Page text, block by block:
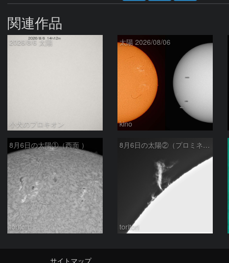
関連作品
2026/8/6 太陽
小犬のプロキオン
太陽 2026/08/06
kino
8月6日の太陽①（西面 ）
toritori
8月6日の太陽②（プロミネン北東縁 ）
toritori
サイトマップ